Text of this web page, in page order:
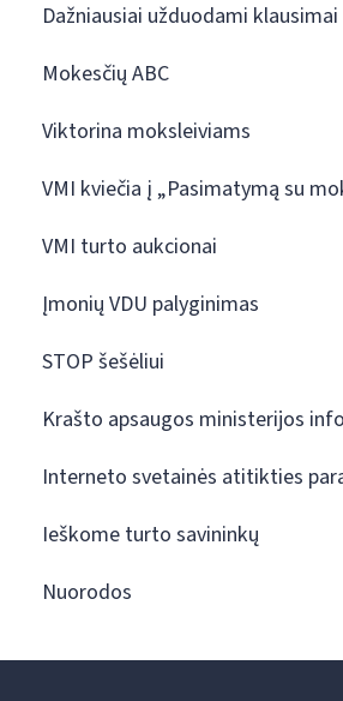
Dažniausiai užduodami klausimai
Mokesčių ABC
Viktorina moksleiviams
VMI kviečia į „Pasimatymą su
VMI turto aukcionai
Įmonių VDU palyginimas
STOP šešėliui
Krašto apsaugos ministerijos
Interneto svetainės atitikties
Ieškome turto savininkų
Nuorodos